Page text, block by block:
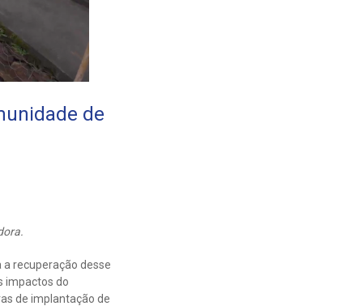
de
a recuperação desse
impactos do
de implantação de